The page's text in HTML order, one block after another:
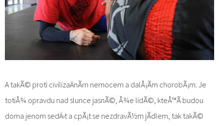
A takÃ© proti civilizaÄnÃ­m nemocem a dalÅ¡Ã­m chorobÃ¡m. Je
totiÅ¾ opravdu nad slunce jasnÃ©, Å¾e lidÃ©, kteÅ™Ã­ budou
doma jenom sedÄ›t a cpÃ¡t se nezdravÃ½m jÃ­dlem, tak takÃ©